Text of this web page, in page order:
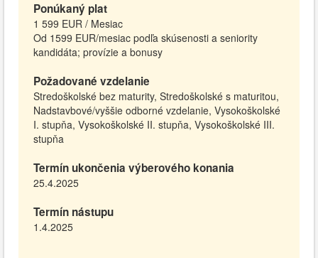
Ponúkaný plat
1 599 EUR / Mesiac
Od 1599 EUR/mesiac podľa skúsenosti a seniority
kandidáta; provízie a bonusy
Požadované vzdelanie
Stredoškolské bez maturity, Stredoškolské s maturitou,
Nadstavbové/vyššie odborné vzdelanie, Vysokoškolské
I. stupňa, Vysokoškolské II. stupňa, Vysokoškolské III.
stupňa
Termín ukončenia výberového konania
25.4.2025
Termín nástupu
1.4.2025